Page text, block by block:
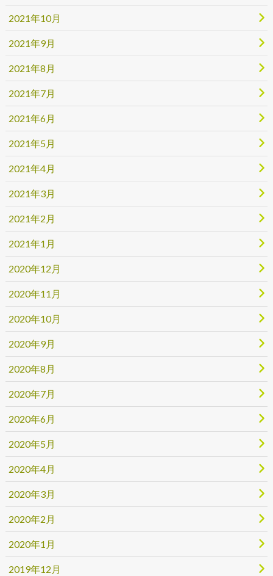
2021年10月
2021年9月
2021年8月
2021年7月
2021年6月
2021年5月
2021年4月
2021年3月
2021年2月
2021年1月
2020年12月
2020年11月
2020年10月
2020年9月
2020年8月
2020年7月
2020年6月
2020年5月
2020年4月
2020年3月
2020年2月
2020年1月
2019年12月